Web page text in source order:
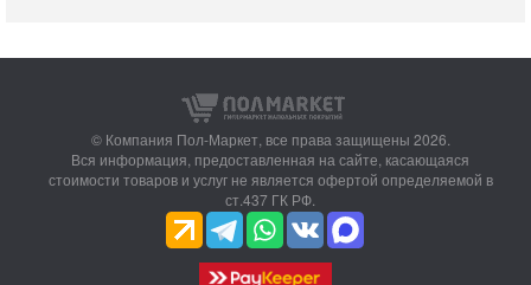
© Компания Пол-Маркет, все права защищены 2026.
Вся информация, предоставленная на сайте, касающаяся
стоимости товаров и услуг не является офертой определяемой в
ст.437 ГК РФ.